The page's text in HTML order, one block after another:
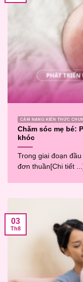
CẨM NANG KIẾN THỨC
Chăm sóc mẹ bé:
khóc
Trong giai đoạn
đơn thuần[Chi tiết ...]
03
Th8